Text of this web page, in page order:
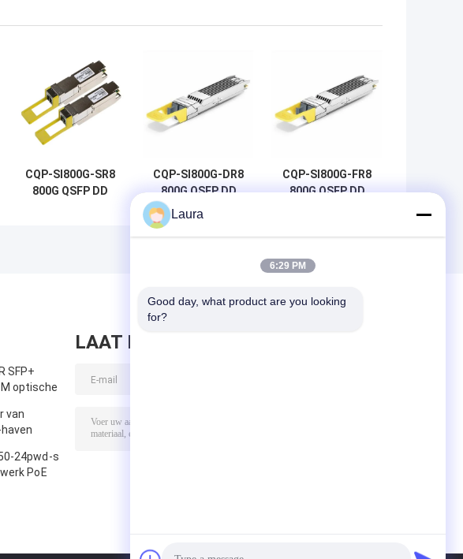
CQP-SI800G-SR8
800G QSFP DD
CQP-SI800G-DR8
800G QSFP DD
Transceiver SMF
QSFP DD 800G
CQP-SI800G-FR8
800G QSFP DD
QSFP DD 800G
2*FR4 LC 2km
SFP+
optische
van
24pwd-s
PoE
LAAT BERICHT ACHTER
Laura
6:29 PM
Good day, what product are you looking
for?